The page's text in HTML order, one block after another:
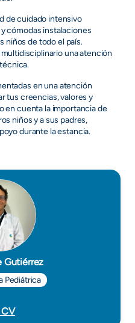
de cuidado intensivo
cómodas instalaciones
niños de todo el país.
una atención
en una atención
tus creencias, valores y
en cuenta la importancia de
niños y a sus padres,
durante la estancia.
Gutiérrez
Pediátrica
CV